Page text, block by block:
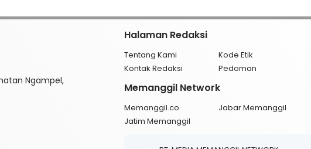
Ngampel,
Halaman Redaksi
Tentang Kami Kode Etik
Kontak Redaksi
Pedoman
Memanggil Network
Memanggil.co Jabar Memanggil
Jatim Memanggil